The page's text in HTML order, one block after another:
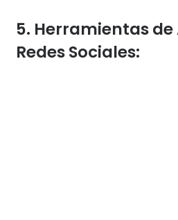
5. Herramientas de
Redes Sociales: